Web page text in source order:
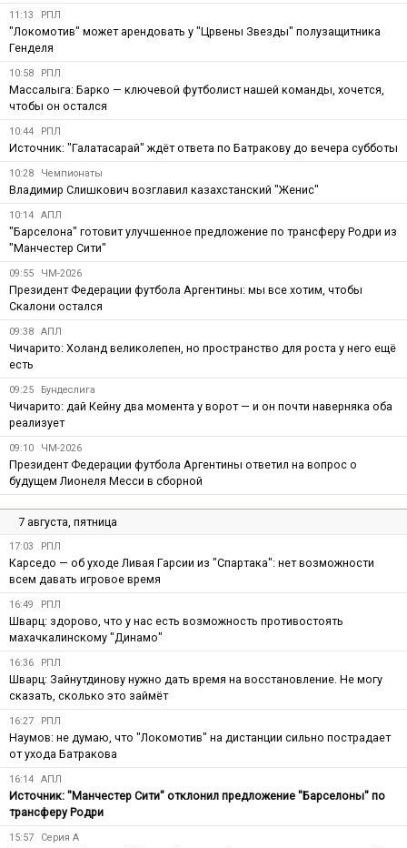
11:13 РПЛ
"Локомотив" может арендовать у "Црвены Звезды" полузащитника
Генделя
10:58 РПЛ
Массалыга: Барко — ключевой футболист нашей команды, хочется,
чтобы он остался
10:44 РПЛ
Источник: "Галатасарай" ждёт ответа по Батракову до вечера субботы
10:28 Чемпионаты
Владимир Слишкович возглавил казахстанский "Женис"
10:14 АПЛ
"Барселона" готовит улучшенное предложение по трансферу Родри из
"Манчестер Сити"
09:55 ЧМ-2026
Президент Федерации футбола Аргентины: мы все хотим, чтобы
Скалони остался
09:38 АПЛ
Чичарито: Холанд великолепен, но пространство для роста у него ещё
есть
09:25 Бундеслига
Чичарито: дай Кейну два момента у ворот — и он почти наверняка оба
реализует
09:10 ЧМ-2026
Президент Федерации футбола Аргентины ответил на вопрос о
будущем Лионеля Месси в сборной
7 августа, пятница
17:03 РПЛ
Карседо — об уходе Ливая Гарсии из "Спартака": нет возможности
всем давать игровое время
16:49 РПЛ
Шварц: здорово, что у нас есть возможность противостоять
махачкалинскому "Динамо"
16:36 РПЛ
Шварц: Зайнутдинову нужно дать время на восстановление. Не могу
сказать, сколько это займёт
16:27 РПЛ
Наумов: не думаю, что "Локомотив" на дистанции сильно пострадает
от ухода Батракова
16:14 АПЛ
Источник: "Манчестер Сити" отклонил предложение "Барселоны" по
трансферу Родри
15:57 Серия А